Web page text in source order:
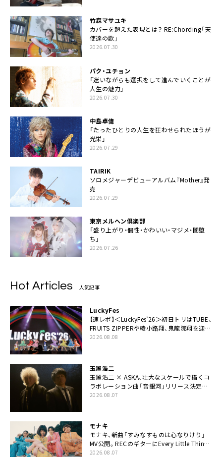
竹森マサユキ
カバーを超えた表現とは？ RE:Chording「天
使達の歌」
2026.07.30
パク・ユチョン
「迷いながらも選択をして進んでいくことが
人生の魅力」
2026.07.30
中島卓偉
「たったひとりの人生を狂わせられたほうが
光栄」
2026.07.29
TAIRIK
ソロメジャーデビューアルバム『Mother』発
売
2026.07.29
東京メルヘン倶楽部
「盛り上がり・個性・かわいい・マジメ・闇堕
ち」
2026.07.26
Hot Articles 人気記事
LuckyFes
【速レポ】＜LuckyFes’26＞初日トリはTUBE、
FRUITS ZIPPERや綾小路翔、鬼龍院翔を迎え
た豪華コラボも「知ってたらぜひ一緒に歌っ
2026.08.08
玉置浩二
玉置浩二 × ASKA、壮大なスケールで描くコ
ラボレーション曲「音銀河」リリース決定。
カップリングには新曲「命の宿り」収録も
2026.08.07
モナキ
モナキ、新曲「すみなすものは心なりけり」
MV公開。RECのギターにEvery Little Thing・
伊藤一朗参加も
2026.08.07